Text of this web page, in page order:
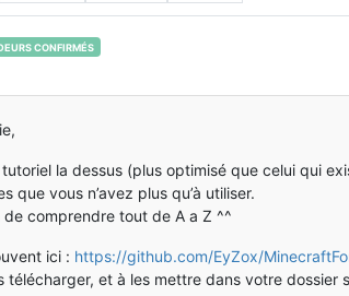
CONFIRMÉS
la dessus (plus optimisé que celui qui
que vous n’avez plus qu’à utiliser.
de comprendre tout de A a Z ^^
ici : https://github.com/EyZox/
télécharger, et à les mettre dans votre dossier